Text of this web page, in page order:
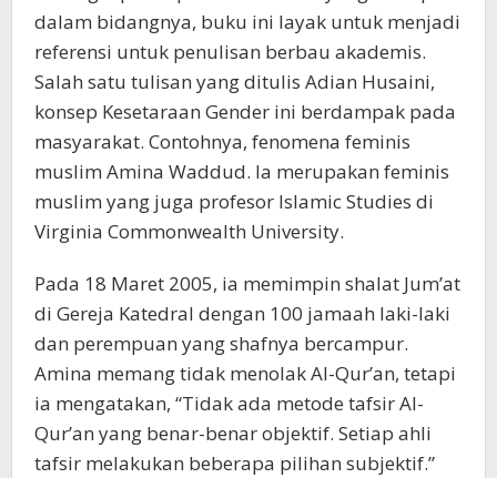
dalam bidangnya, buku ini layak untuk menjadi
referensi untuk penulisan berbau akademis.
Salah satu tulisan yang ditulis Adian Husaini,
konsep Kesetaraan Gender ini berdampak pada
masyarakat. Contohnya, fenomena feminis
muslim Amina Waddud. Ia merupakan feminis
muslim yang juga profesor Islamic Studies di
Virginia Commonwealth University.
Pada 18 Maret 2005, ia memimpin shalat Jum’at
di Gereja Katedral dengan 100 jamaah laki-laki
dan perempuan yang shafnya bercampur.
Amina memang tidak menolak Al-Qur’an, tetapi
ia mengatakan, “Tidak ada metode tafsir Al-
Qur’an yang benar-benar objektif. Setiap ahli
tafsir melakukan beberapa pilihan subjektif.”